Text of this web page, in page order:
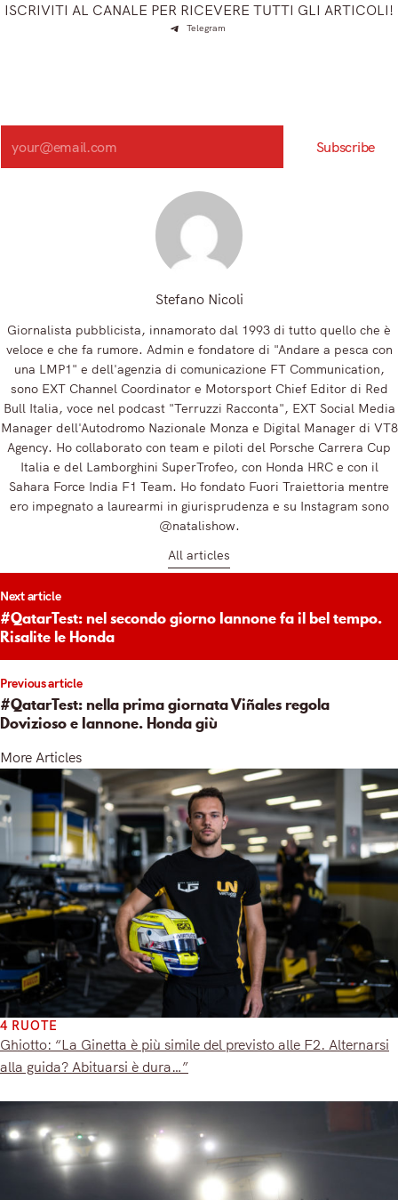
ISCRIVITI AL CANALE PER RICEVERE TUTTI GLI ARTICOLI!
Telegram
Search
Subscribe
Stefano Nicoli
Giornalista pubblicista, innamorato dal 1993 di tutto quello che è
veloce e che fa rumore. Admin e fondatore di "Andare a pesca con
una LMP1" e dell'agenzia di comunicazione FT Communication,
sono EXT Channel Coordinator e Motorsport Chief Editor di Red
Bull Italia, voce nel podcast "Terruzzi Racconta", EXT Social Media
Manager dell'Autodromo Nazionale Monza e Digital Manager di VT8
Agency. Ho collaborato con team e piloti del Porsche Carrera Cup
Italia e del Lamborghini SuperTrofeo, con Honda HRC e con il
Sahara Force India F1 Team. Ho fondato Fuori Traiettoria mentre
ero impegnato a laurearmi in giurisprudenza e su Instagram sono
@natalishow.
All articles
Previous article
#QatarTest: nella prima giornata Viñales regola
Dovizioso e Iannone. Honda giù
Next article
#QatarTest: nel secondo giorno Iannone fa il bel tempo.
Risalite le Honda
More Articles
4 RUOTE
Ghiotto: “La Ginetta è più simile del previsto alle F2. Alternarsi
alla guida? Abituarsi è dura…”